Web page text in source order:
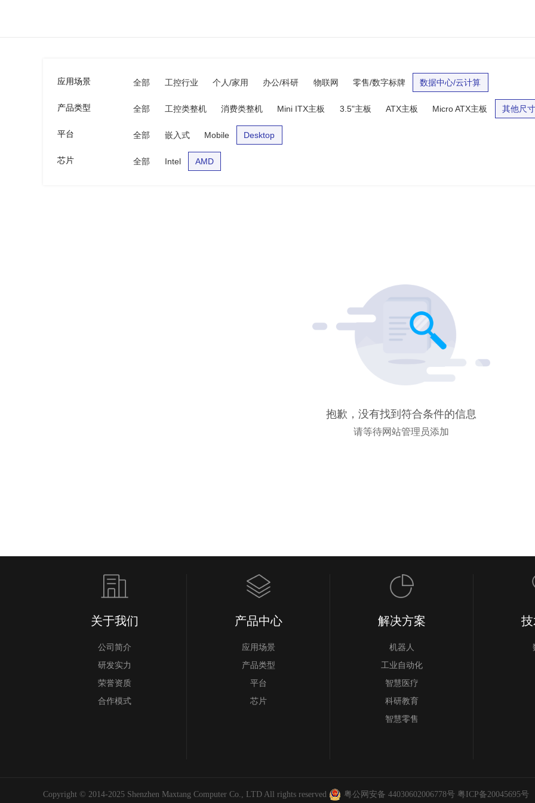
应用场景 全部 工控行业 个人/家用 办公/科研 物联网 零售/数字标牌 数据中心/云计算
产品类型 全部 工控类整机 消费类整机 Mini ITX主板 3.5"主板 ATX主板 Micro ATX主板 其他尺
平台 全部 嵌入式 Mobile Desktop
芯片 全部 Intel AMD
抱歉，没有找到符合条件的信息
请等待网站管理员添加
关于我们
公司简介
研发实力
荣誉资质
合作模式
产品中心
应用场景
产品类型
平台
芯片
解决方案
机器人
工业自动化
智慧医疗
科研教育
智慧零售
Copyright © 2014-2025 Shenzhen Maxtang Computer Co., LTD All rights reserved 粤公网安备 44030602006778号 粤ICP备20045695号